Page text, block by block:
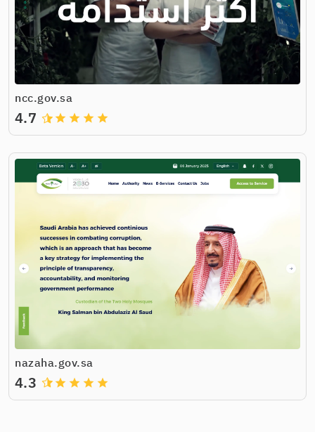
ncc.gov.sa
grade
grade
grade
grade
4.7
nazaha.gov.sa
grade
grade
grade
grade
4.3